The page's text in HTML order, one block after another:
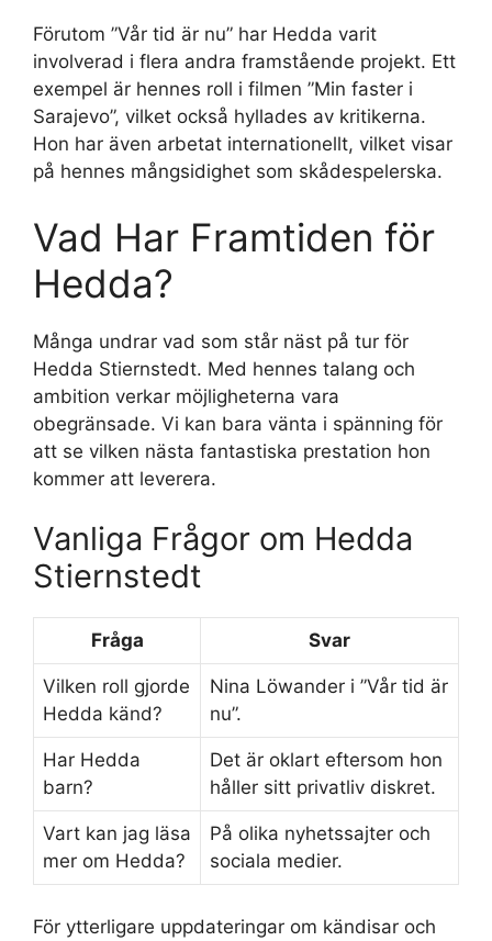
Förutom ”Vår tid är nu” har Hedda varit
involverad i flera andra framstående projekt. Ett
exempel är hennes roll i filmen ”Min faster i
Sarajevo”, vilket också hyllades av kritikerna.
Hon har även arbetat internationellt, vilket visar
på hennes mångsidighet som skådespelerska.
Vad Har Framtiden för
Hedda?
Många undrar vad som står näst på tur för
Hedda Stiernstedt. Med hennes talang och
ambition verkar möjligheterna vara
obegränsade. Vi kan bara vänta i spänning för
att se vilken nästa fantastiska prestation hon
kommer att leverera.
Vanliga Frågor om Hedda
Stiernstedt
Fråga Svar
Vilken roll gjorde
Hedda känd?
Nina Löwander i ”Vår tid är
nu”.
Har Hedda
barn?
Det är oklart eftersom hon
håller sitt privatliv diskret.
Vart kan jag läsa
mer om Hedda?
På olika nyhetssajter och
sociala medier.
För ytterligare uppdateringar om kändisar och